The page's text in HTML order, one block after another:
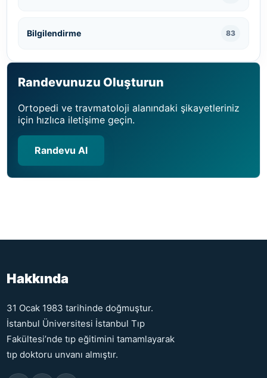
Bilgilendirme 83
Randevunuzu Oluşturun
Ortopedi ve travmatoloji alanındaki şikayetleriniz
için hızlıca iletişime geçin.
Randevu Al
Hakkında
31 Ocak 1983 tarihinde doğmuştur.
İstanbul Üniversitesi İstanbul Tıp
Fakültesi’nde tıp eğitimini tamamlayarak
tıp doktoru unvanı almıştır.